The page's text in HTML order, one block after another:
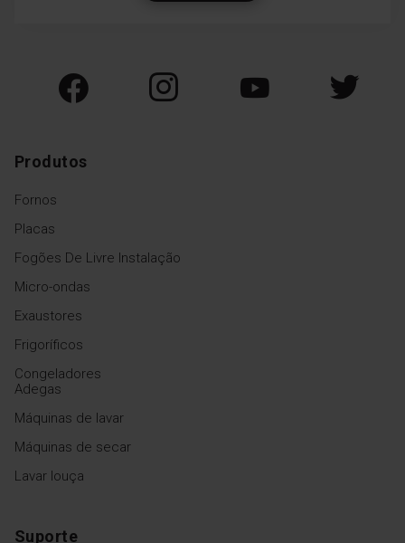
Produtos
Fornos
Placas
Fogões De Livre Instalação
Micro-ondas
Exaustores
Frigoríficos
Congeladores
Adegas
Máquinas de lavar
Máquinas de secar
Lavar louça
Suporte